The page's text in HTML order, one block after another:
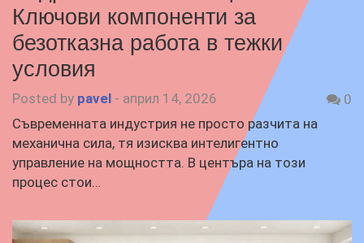
Ключови компоненти за
безотказна работа в тежки
условия
Posted by pavel - април 14, 2026
0
Съвременната индустрия не просто разчита на
механична сила, тя изисква интелигентно
управление на мощността. В центъра на този
процес стои…